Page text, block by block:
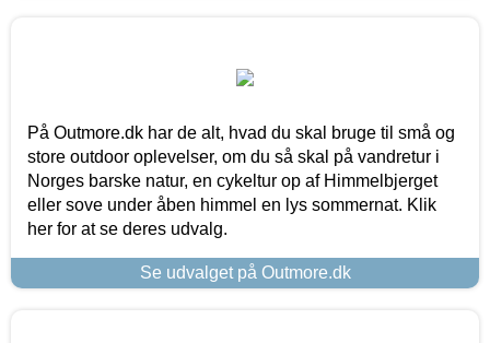
På Outmore.dk har de alt, hvad du skal bruge til små og
store outdoor oplevelser, om du så skal på vandretur i
Norges barske natur, en cykeltur op af Himmelbjerget
eller sove under åben himmel en lys sommernat. Klik
her for at se deres udvalg.
Se udvalget på Outmore.dk